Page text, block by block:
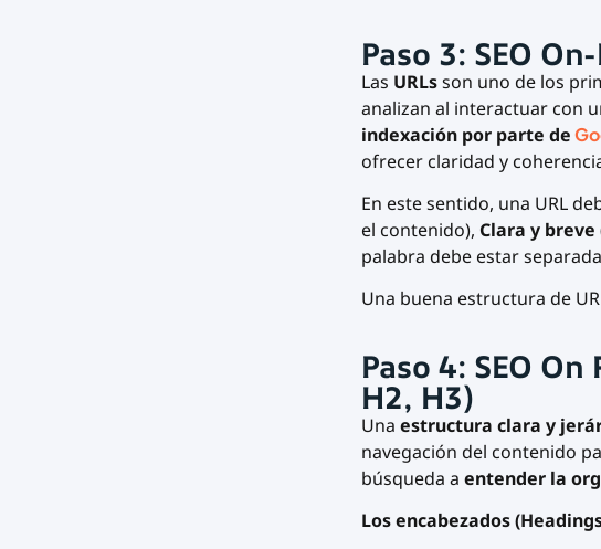
Paso 3: SEO
Las URLsson uno de los
analizan al interactuar con
indexación por parte de
ofrecer claridad y
En este sentido, una URL
el contenido), Clara y breve
palabra debe estar
Una buena estructura de
Paso 4: SEO
H2, H3)
Una estructura clara y
navegación del contenido
búsqueda a entender la
Los encabezados